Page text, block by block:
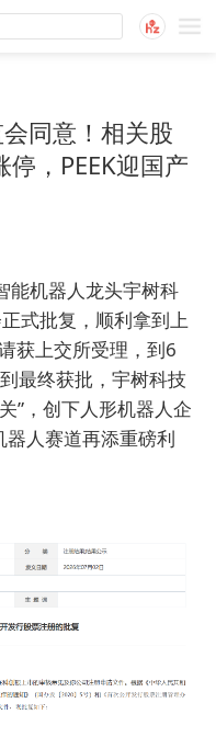
同意！相关股
，PEEK迎国产
能机器人龙头宇树科
式批复，顺利拿到上
获上交所受理，到6
最终获批，宇树科技
”，创下人形机器人企
人赛道再添重磅利